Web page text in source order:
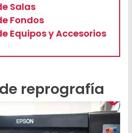
Salas
Fondos
Equipos y Accesorios
reprografía